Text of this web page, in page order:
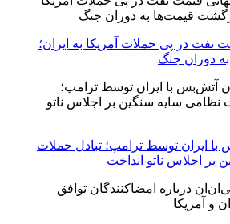
نفت در پی حملات آمریکا به ایران؛
دوران جنگ
با ایران توسط ترامپ؛ تبادل حملات
بر اجلاس ناتو انداخت